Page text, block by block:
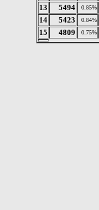
13
5494 0.85%
14
5423 0.84%
15
4809 0.75%